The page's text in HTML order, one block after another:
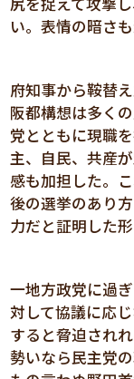
い。表情の暗さ
府知事から鞍替
阪都構想は多く
党とともに現職
主、自民、共産
感も加担した。
後の選挙のあり
力だと証明した形
一地方政党に過
対して協議に応
すると脅迫され
勢いなら民主党